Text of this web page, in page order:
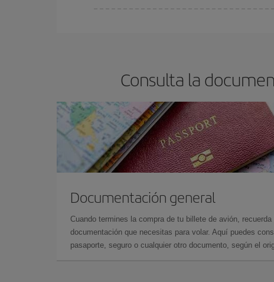
Consulta la
Documentación general
Cuando termines la compra de tu billete de avión,
documentación que necesitas para volar. Aquí puedes
pasaporte, seguro o cualquier otro documento, según el